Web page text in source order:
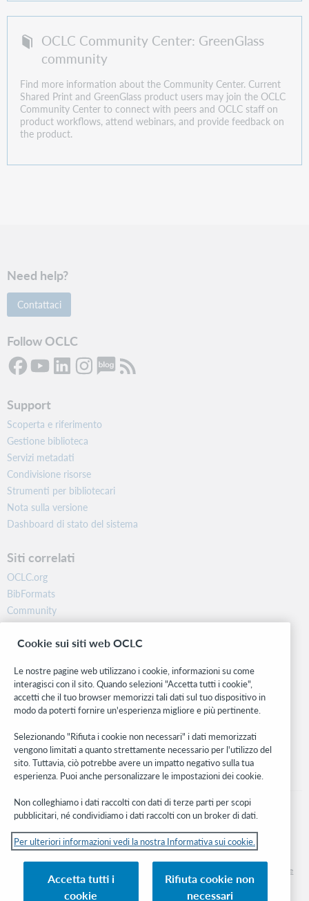
OCLC Community Center: GreenGlass
community
Find more information about the Community Center. Current
Shared Print and GreenGlass product users may join the OCLC
Community Center to connect with peers and OCLC staff on
product workflows, attend webinars, and provide feedback on
the product.
Need help?
Contattaci
Follow OCLC
Support
Scoperta e riferimento
Gestione biblioteca
Servizi metadati
Condivisione risorse
Strumenti per bibliotecari
Nota sulla versione
Dashboard di stato del sistema
Siti correlati
OCLC.org
BibFormats
Community
Ricerca
WebJunction
Stay in the know.
Ricevi gli ultimi aggiornamenti di prodotti, ricerche, eventi e molto
altro direttamente nella tua casella di posta.
Subscribe now
© 2026 OCLC
Marchi e/o marchi di servizio nazionali e internazionali di OCLC, Inc. e delle sue
Cookie sui siti web OCLC
Le nostre pagine web utilizzano i cookie, informazioni su come
interagisci con il sito. Quando selezioni "Accetta tutti i cookie",
accetti che il tuo browser memorizzi tali dati sul tuo dispositivo in
modo da poterti fornire un'esperienza migliore e più pertinente.
Selezionando "Rifiuta i cookie non necessari" i dati memorizzati
vengono limitati a quanto strettamente necessario per l'utilizzo del
sito. Tuttavia, ciò potrebbe avere un impatto negativo sulla tua
esperienza. Puoi anche personalizzare le impostazioni dei cookie.
Non colleghiamo i dati raccolti con dati di terze parti per scopi
pubblicitari, né condividiamo i dati raccolti con un broker di dati.
Per ulteriori informazioni vedi la nostra Informativa sui cookie.
Accetta tutti i
cookie
Rifiuta cookie non
necessari